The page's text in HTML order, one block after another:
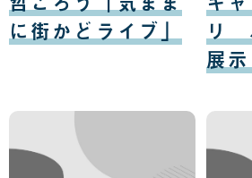
に街かどライブ」
10
日
リ
展
11
日